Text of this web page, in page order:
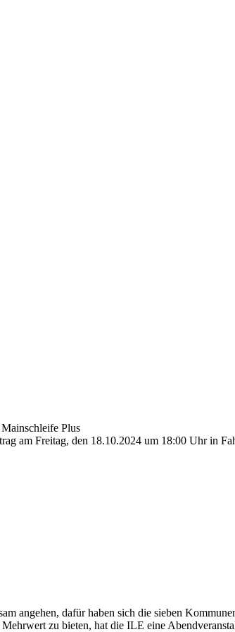
Plus
am Freitag, den 18.10.2024 um 18:00 Uhr in
angehen, dafür haben sich die sieben
zu bieten, hat die ILE eine